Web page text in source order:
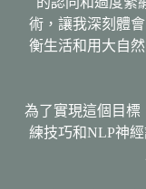
術，讓我深刻體
衡生活和用大自
為了實現這個目標
練技巧和NLP神